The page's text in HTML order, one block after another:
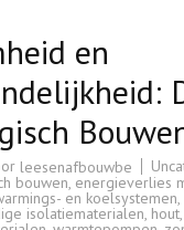
en
leesenafbouwbe
bouwen, energieverlies
en koelsystemen,
isolatiematerialen, hout,